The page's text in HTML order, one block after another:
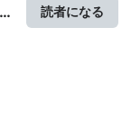
読者になる